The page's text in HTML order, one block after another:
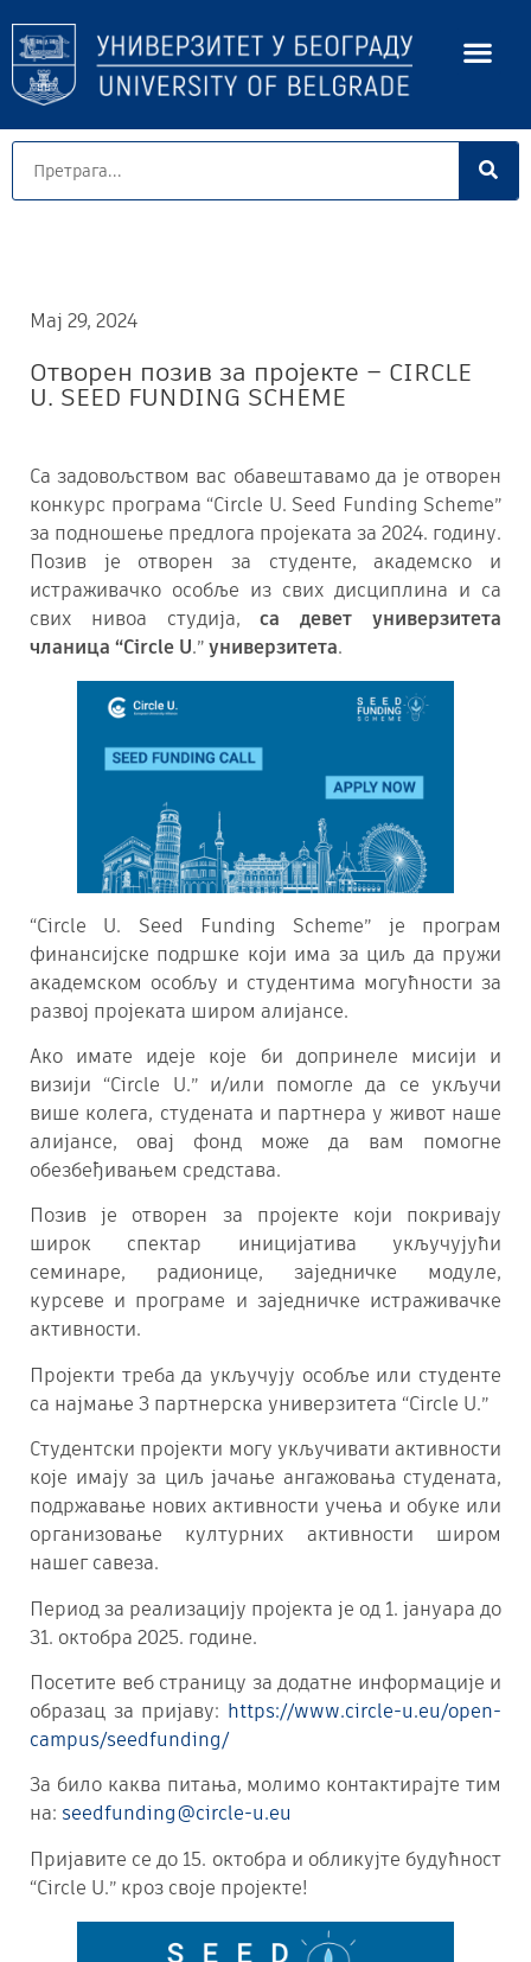
Мај 29, 2024
Oтворен позив за пројекте – CIRCLE
U. SEED FUNDING SCHEME
Са задовољством вас обавештавамо да је отворен
конкурс програма “Circle U. Seed Funding Scheme”
за подношење предлога пројеката за 2024. годину.
Позив је отворен за студенте, академско и
истраживачко особље из свих дисциплина и са
свих нивоа студија,са деветуниверзитета
чланица “Circle U.”универзитета.
“Circle U. Seed Funding Scheme” је програм
финансијске подршке који има за циљ да пружи
академском особљу и студентима могућности за
развој пројеката широм алијансе.
Aко имате идеје које би допринеле мисији и
визији “Circle U.” и/или помогле да се укључи
више колега, студената и партнера у живот наше
алијансе, оваj фонд може да вам помогне
обезбеђивањем средстава.
Позив је отворен за пројекте који покривају
широк спектар иницијатива укључујући
семинаре, радионице, заједничке модуле,
курсеве и програме и заједничке истраживачке
активности.
Пројекти треба да укључују особље или студенте
са најмање 3 партнерска универзитета “Circle U.”
Студентски пројекти могу укључивати активности
које имају за циљ јачање ангажовања студената,
подржавање нових активности учења и обуке или
организовање културних активности широм
нашег савеза.
Период за реализацију пројекта је од 1. јануара до
31. октобра 2025. године.
Посетите веб страницу за додатне информације и
образац за пријаву: https://www.circle-u.eu/open-
campus/seedfunding/
За било каква питања, молимо контактирајте тим
на: seedfunding@circle-u.eu
Пријавите се до 15. октобра и обликујте будућност
“Circle U.” кроз своје пројекте!